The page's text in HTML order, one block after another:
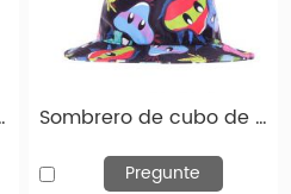
florales personalizados
que el nombre del juego
de sombreros de cubo
disponibles para usted, como
personalizado en venta Sombrero de cubo de caricatura personalizado lindo 100% de algodón liso solar para niños
Pregunte